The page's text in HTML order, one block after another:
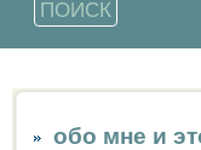
обо мне и